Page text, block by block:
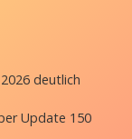
deutlich
Update 150